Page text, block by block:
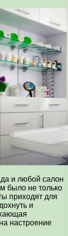
да и любой салон
было не только
приходят для
и
настроение